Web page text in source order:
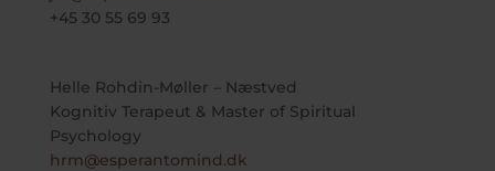
+45 30 55 69 93
Helle Rohdin-Møller – Næstved
Kognitiv Terapeut & Master of Spiritual
Psychology
hrm@esperantomind.dk